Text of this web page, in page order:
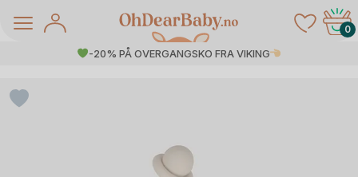
0
-20% PÅ OVERGANGSKO FRA VIKING